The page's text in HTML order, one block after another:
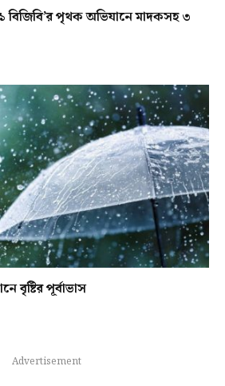
বিজিবি’র পৃথক অভিযানে মাদকসহ ৩
বৃষ্টির পূর্বাভাস
Advertisement